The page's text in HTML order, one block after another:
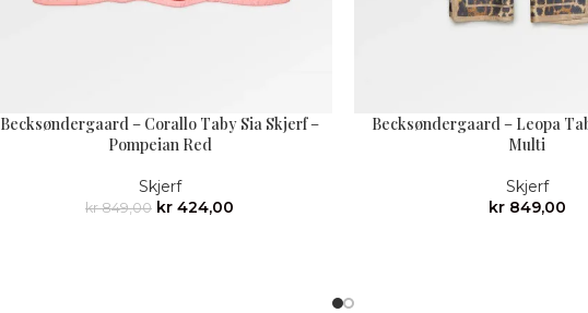
Becksøndergaard – Corallo Taby Sia Skjerf –
Pompeian Red
Skjerf
kr849,00 kr 424,00
Becksøndergaard – Leopa
Multi
Skjerf
kr849,00